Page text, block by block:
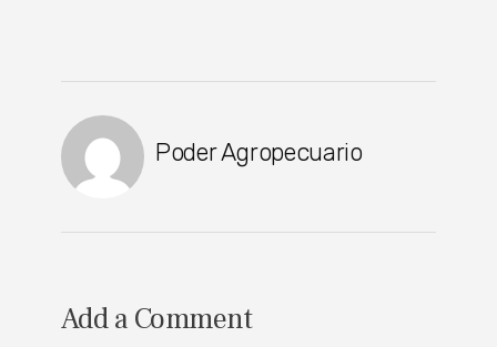
Poder Agropecuario
Add a Comment